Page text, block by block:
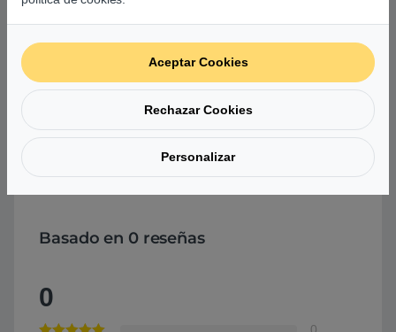
11,9 ~ 13,9mm)
Basado en 0 reseñas
0
0
Aceptar Cookies
Rechazar Cookies
Personalizar